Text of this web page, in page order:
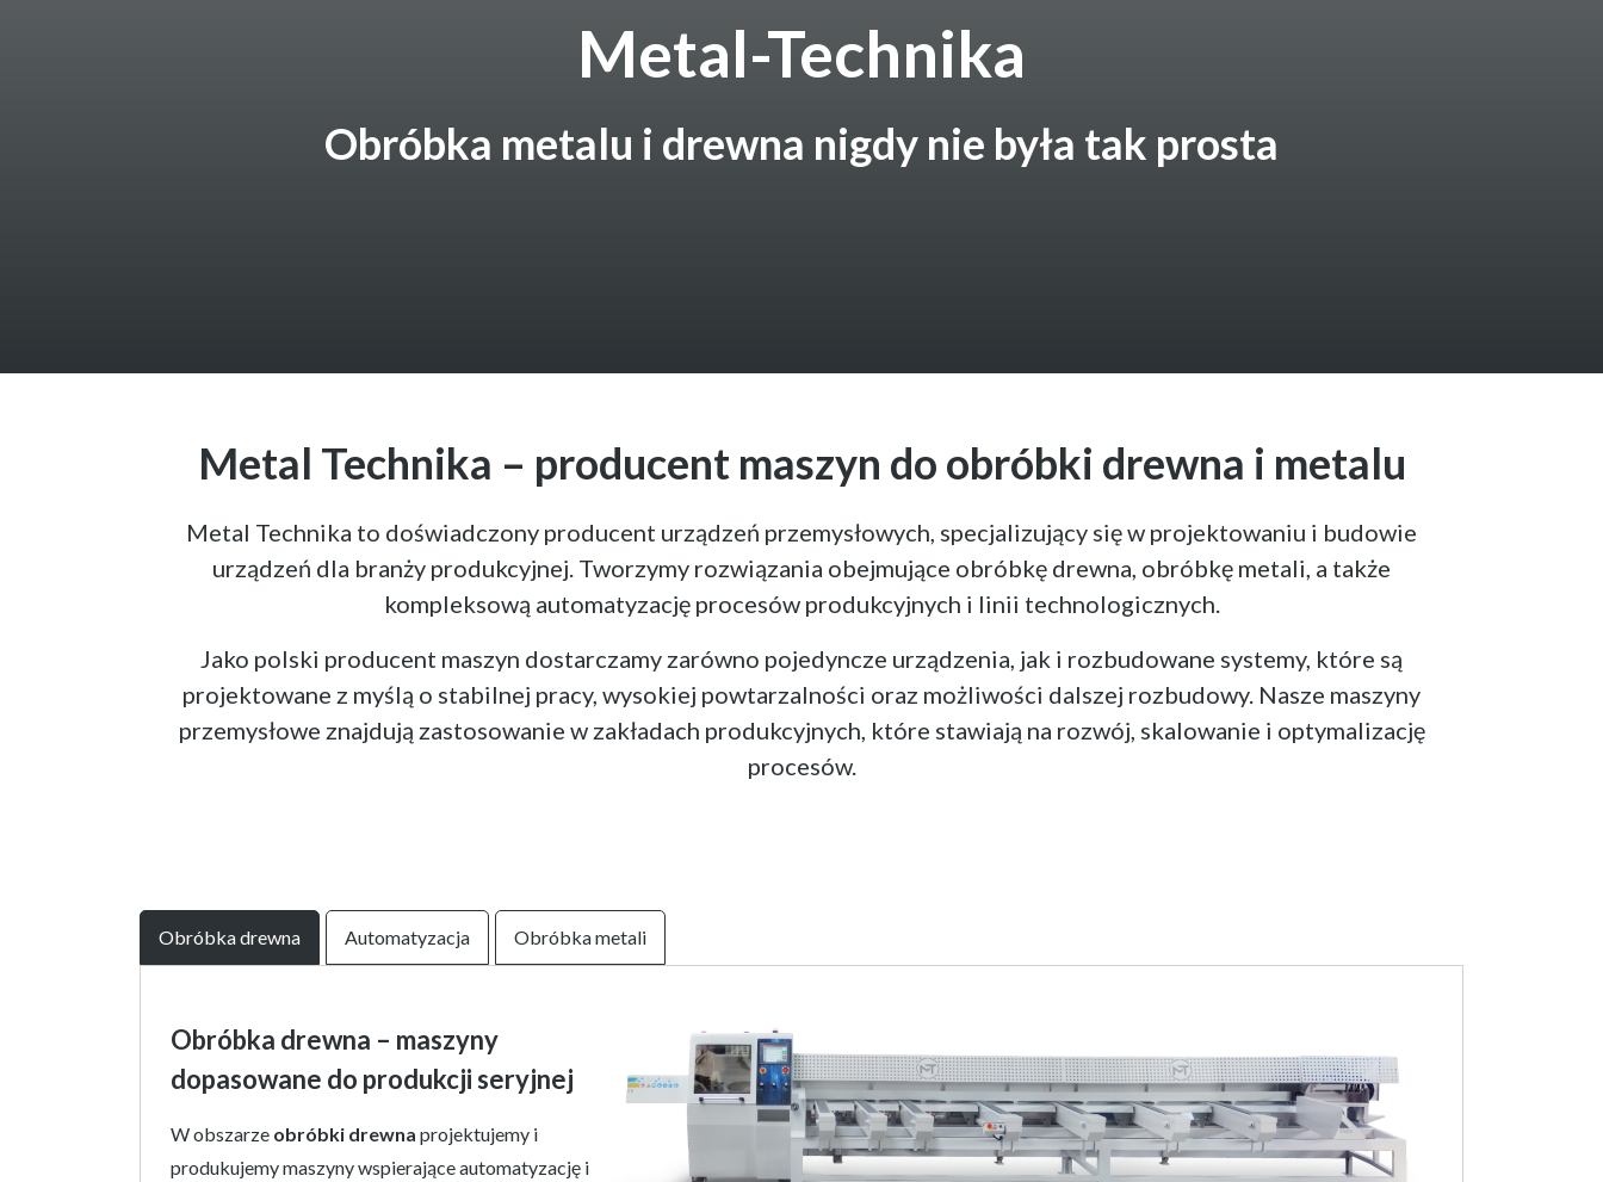
Metal-Technika
Obróbka metalu i drewna nigdy nie była tak prosta
Metal Technika – producent maszyn do obróbki drewna i metalu
Metal Technika to doświadczony producent urządzeń przemysłowych, specjalizujący się w projektowaniu i budowie
urządzeń dla branży produkcyjnej. Tworzymy rozwiązania obejmujące obróbkę drewna, obróbkę metali, a także
kompleksową automatyzację procesów produkcyjnych i linii technologicznych.
Jako polski producent maszyn dostarczamy zarówno pojedyncze urządzenia, jak i rozbudowane systemy, które są
projektowane z myślą o stabilnej pracy, wysokiej powtarzalności oraz możliwości dalszej rozbudowy. Nasze maszyny
przemysłowe znajdują zastosowanie w zakładach produkcyjnych, które stawiają na rozwój, skalowanie i optymalizację
procesów.
Obróbka drewna Automatyzacja Obróbka metali
Obróbka drewna – maszyny
dopasowane do produkcji seryjnej
W obszarze obróbki drewna projektujemy i
produkujemy maszyny wspierające automatyzację i